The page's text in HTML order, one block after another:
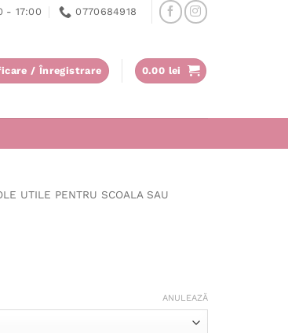
- 17:00 0770684918
/ Înregistrare 0.00 lei
UTILE PENTRU SCOALA SAU
ANULEAZĂ